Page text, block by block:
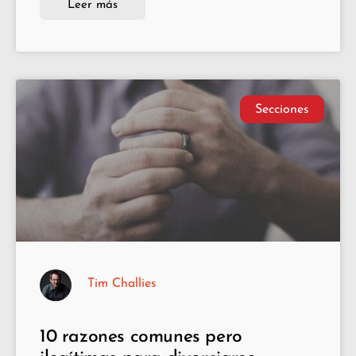
Leer más
Secciones
10 razones comunes pero
Tim Challies